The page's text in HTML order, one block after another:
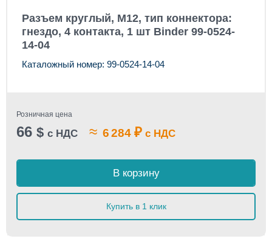
Разъем круглый, M12, тип коннектора:
гнездо, 4 контакта, 1 шт Binder 99-0524-
14-04
Каталожный номер: 99-0524-14-04
Розничная цена
66 $ с НДС ≈ 6 284 ₽ с НДС
В корзину
Купить в 1 клик